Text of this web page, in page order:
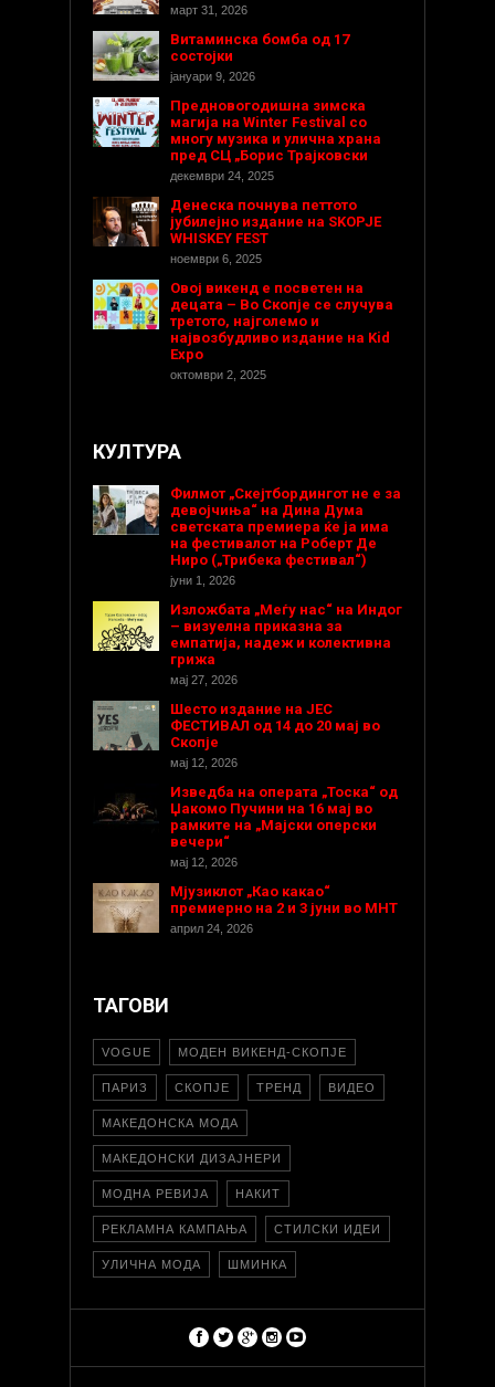
март 31, 2026
Витаминска бомба од 17
состојки
јануари 9, 2026
Предновогодишнa зимска
магија на Winter Festival со
многу музика и улична храна
пред СЦ „Борис Трајковски
декември 24, 2025
Денеска почнува петтото
јубилејно издание на SKOPJE
WHISKEY FEST
ноември 6, 2025
Овој викенд е посветен на
децата – Во Скопје се случува
третото, најголемо и
највозбудливо издание на Kid
Expo
октомври 2, 2025
КУЛТУРА
Филмот „Скејтбордингот не е за
девојчиња“ на Дина Дума
светската премиера ќе ја има
на фестивалот на Роберт Де
Ниро („Трибека фестивал“)
јуни 1, 2026
Изложбата „Меѓу нас“ на Индог
– визуелна приказна за
емпатија, надеж и колективна
грижа
мај 27, 2026
Шесто издание на ЈЕС
ФЕСТИВАЛ од 14 до 20 мај во
Скопје
мај 12, 2026
Изведба на операта „Тоска“ од
Џакомо Пучини на 16 мај во
рамките на „Мајски оперски
вечери“
мај 12, 2026
Мјузиклот „Као какао“
премиерно на 2 и 3 јуни во МНТ
април 24, 2026
ТАГОВИ
VOGUE МОДЕН ВИКЕНД-СКОПЈЕ
ПАРИЗ СКОПЈЕ ТРЕНД ВИДЕО
МАКЕДОНСКА МОДА
МАКЕДОНСКИ ДИЗАЈНЕРИ
МОДНА РЕВИЈА НАКИТ
РЕКЛАМНА КАМПАЊА СТИЛСКИ ИДЕИ
УЛИЧНА МОДА ШМИНКА